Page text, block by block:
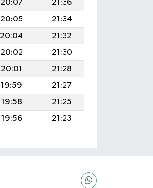
20:07
21:36
20:05
21:34
20:04
21:32
20:02
21:30
20:01
21:28
19:59
21:27
19:58
21:25
19:56 21:23